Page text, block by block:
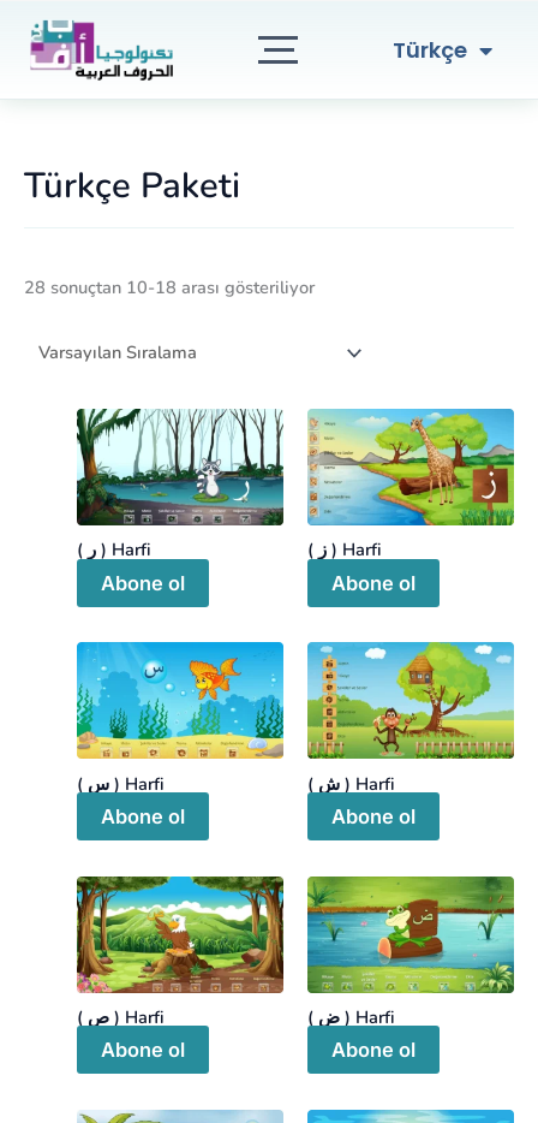
Türkçe
العربية
Türkçe Paketi
28 sonuçtan 10-18 arası gösteriliyor
( ر ) Harfi
Abone ol
( ز ) Harfi
Abone ol
( س ) Harfi
Abone ol
( ش ) Harfi
Abone ol
( ص ) Harfi
Abone ol
( ض ) Harfi
Abone ol